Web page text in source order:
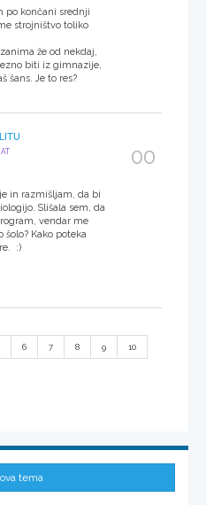
po končani srednji
strojništvo toliko
že od nekdaj,
biti iz gimnazije,
šans. Je to res?
in razmišljam, da bi
Slišala sem, da
vendar me
Kako poteka
:)
00
6 7 8 9 10
tema